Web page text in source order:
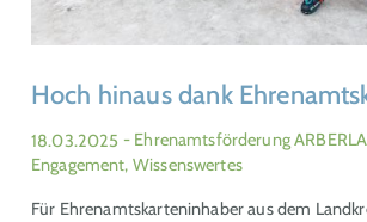
Hoch hinaus dank
18.03.2025 - Ehrenamtsförderung
Engagement, Wissenswertes
Für Ehrenamtskarteninhaber aus dem